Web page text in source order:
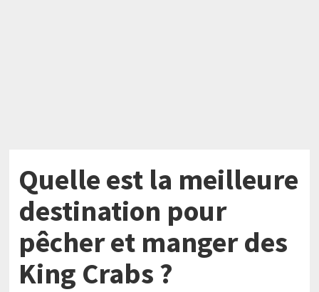
Quelle est la meilleure
destination pour
pêcher et manger des
King Crabs ?